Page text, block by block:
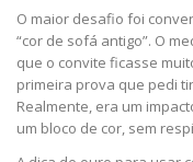
O maior desafio foi
“cor de sofá antigo”. O
que o convite ficasse
primeira prova que pedi
Realmente, era um
um bloco de cor, sem